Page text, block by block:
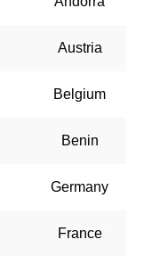
Austria
Belgium
Benin
Germany
France